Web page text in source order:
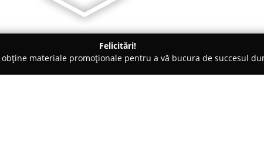
Felicitări!
materiale promoționale pentru a vă bucura de succesul